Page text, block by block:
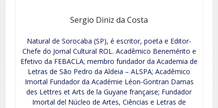
Sergio Diniz da Costa
Natural de Sorocaba (SP), é escritor, poeta e Editor-
Chefe do Jornal Cultural ROL. Acadêmico Benemérito e
Efetivo da FEBACLA; membro fundador da Academia de
Letras de São Pedro da Aldeia – ALSPA; Acadêmico
Imortal Fundador da Académie Léon-Gontran Damas
des Lettres et Arts de la Guyane française; Fundador
Imortal del Núcleo de Artes, Ciências e Letras de